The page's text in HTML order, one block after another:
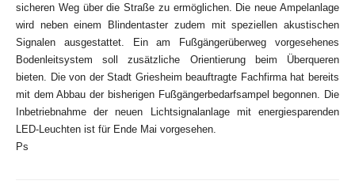
sicheren Weg über die Straße zu ermöglichen. Die neue Ampelanlage
wird neben einem Blindentaster zudem mit speziellen akustischen
Signalen ausgestattet. Ein am Fußgängerüberweg vorgesehenes
Bodenleitsystem soll zusätzliche Orientierung beim Überqueren
bieten. Die von der Stadt Griesheim beauftragte Fachfirma hat bereits
mit dem Abbau der bisherigen Fußgängerbedarfsampel begonnen. Die
Inbetriebnahme der neuen Lichtsignalanlage mit energiesparenden
LED-Leuchten ist für Ende Mai vorgesehen.
Ps